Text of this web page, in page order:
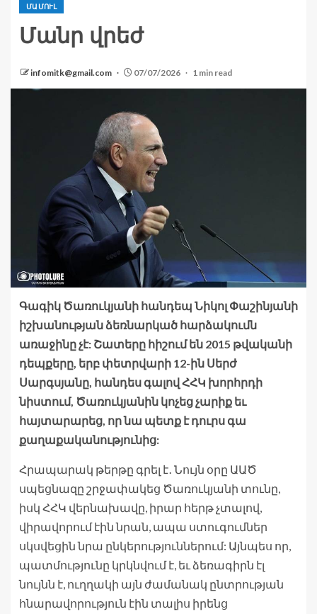
ՄԱՄՈՒԼ
Մանր վրեժ
infomitk@gmail.com 07/07/2026 1 min read
Գագիկ Ծառուկյանի հանդեպ Նիկոլ Փաշինյանի
իշխանության ձեռնարկած հարձակումն
առաջինը չէ: Շատերը հիշում են 2015 թվականի
դեպքերը, երբ փետրվարի 12-ին Սերժ
Սարգսյանը, հանդես գալով ՀՀԿ խորհրդի
նիստում, Ծառուկյանին կոչեց չարիք եւ
հայտարարեց, որ նա պետք է դուրս գա
քաղաքականությունից:
Հրապարակ թերթը գրել է․ Նույն օրը ԱԱԾ
սպեցնազը շրջափակեց Ծառուկյանի տունը,
իսկ ՀՀԿ վերնախավը, իրար հերթ չտալով,
վիրավորում էին նրան, ապա ստուգումներ
սկսվեցին նրա ընկերություններում: Այնպես որ,
պատմությունը կրկնվում է, եւ ձեռագիրն էլ
նույնն է, ուղղակի այն ժամանակ ընտրության
հնարավորություն էին տալիս իրենց